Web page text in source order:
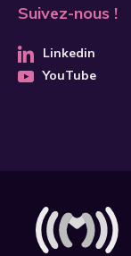
Suivez-nous !
Linkedin
YouTube